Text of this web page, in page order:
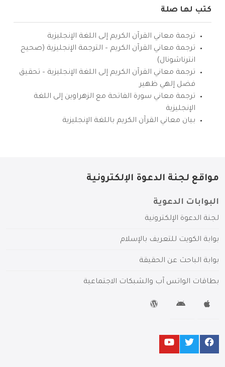
كتب لها صلة
ترجمة معاني القرآن الكريم إلى اللغة الإنجليزية
ترجمة معاني القرآن الكريم – الترجمة الإنجليزية (صحيح
انترناشونال)
ترجمة معاني القرآن الكريم إلى اللغة الإنجليزية – تحقيق
فضل إلهي ظهير
ترجمة معاني سورة الفاتحة مع الزهراوين إلى اللغة
الإنجليزية
بيان معاني القرآن الكريم باللغة الإنجليزية
مواقع لجنة الدعوة الإلكترونية
البوابات الدعوية
لجنة الدعوة الإلكترونية
بوابة الكويت للتعريف بالإسلام
بوابة الباحث عن الحقيقة
بطاقات الواتس آب والشبكات الاجتماعية